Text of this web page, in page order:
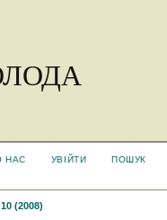
НАС УВІЙТИ
ПОШУК
(2008)